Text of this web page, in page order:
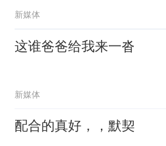
新媒体
这谁爸爸给我来一沓
新媒体
配合的真好，，默契